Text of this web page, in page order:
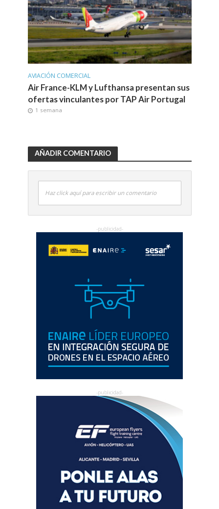
AVIACIÓN COMERCIAL
Air France-KLM y Lufthansa presentan sus
ofertas vinculantes por TAP Air Portugal
1 semana
AÑADIR COMENTARIO
Haz click aquí para escribir un comentario